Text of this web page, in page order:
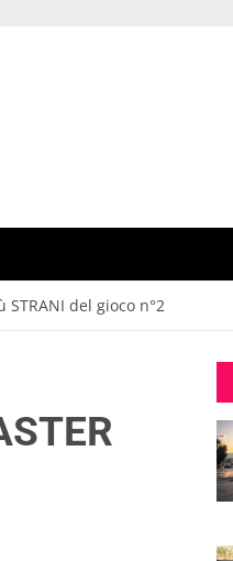
STRANI del gioco n°2